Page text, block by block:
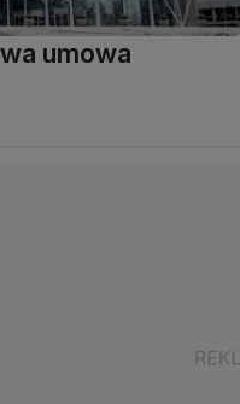
umowa